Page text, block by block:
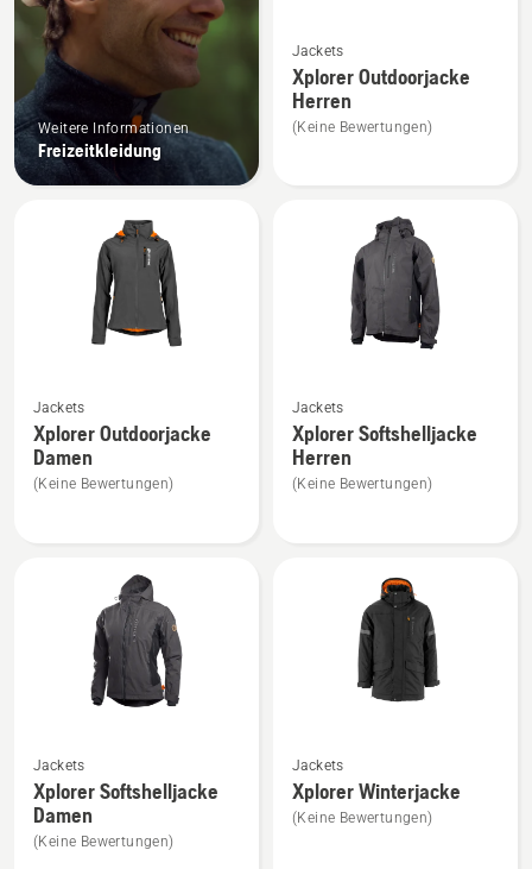
Weitere Informationen
Freizeitkleidung
Details
zu
Xplorer
Outdoorjacke
Jackets
Xplorer Outdoorjacke
Herren
(Keine Bewertungen)
Details
zu
Xplorer
Outdoorjacke
Jackets
Xplorer Outdoorjacke
Damen
(Keine Bewertungen)
Details
zu
Xplorer
Softshelljacke
Jackets
Xplorer Softshelljacke
Herren
(Keine Bewertungen)
Details
zu
Xplorer
Softshelljacke
Jackets
Xplorer Softshelljacke
Damen
(Keine Bewertungen)
Details
zu
Xplorer
Jackets
Xplorer Winterjacke
(Keine Bewertungen)